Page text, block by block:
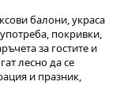
балони, украса
покривки,
за гостите и
лесно да се
и празник,